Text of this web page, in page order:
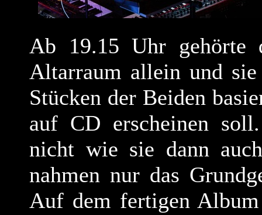
Ab 19.15 Uhr gehörte
Altarraum allein und
Stücken der Beiden
auf CD erscheinen
nicht wie sie dann
nahmen nur das
Auf dem fertigen